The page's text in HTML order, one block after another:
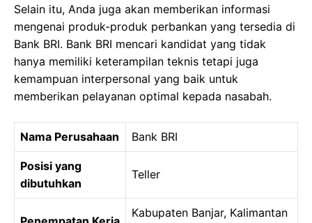
Selain itu, Anda juga akan memberikan informasi
mengenai produk-produk perbankan yang tersedia di
Bank BRI. Bank BRI mencari kandidat yang tidak
hanya memiliki keterampilan teknis tetapi juga
kemampuan interpersonal yang baik untuk
memberikan pelayanan optimal kepada nasabah.
Nama Perusahaan Bank BRI
Posisi yang
dibutuhkan
Teller
Kabupaten Banjar, Kalimantan